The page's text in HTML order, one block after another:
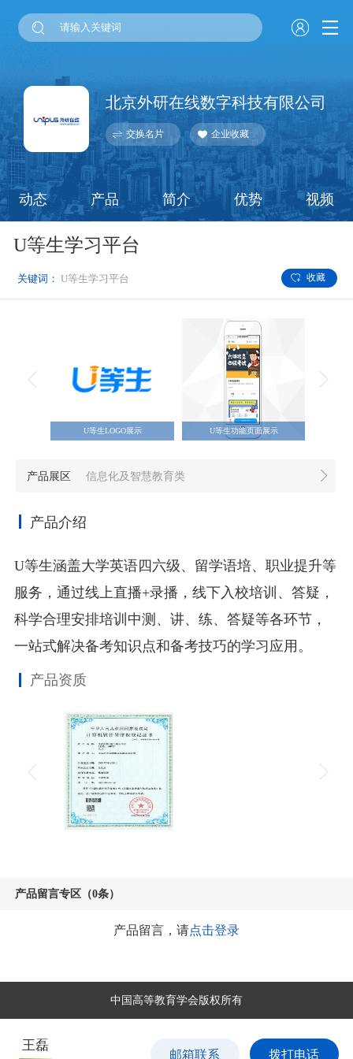
北京外研在线数字科技有限公司
交换名片 企业收藏
动态 产品 简介 优势 视频
U等生学习平台
关键词： U等生学习平台 收藏
U等生LOGO展示 U等生功能页面展示
产品展区 信息化及智慧教育类
产品介绍
U等生涵盖大学英语四六级、留学语培、职业提升等
服务，通过线上直播+录播，线下入校培训、答疑，
科学合理安排培训中测、讲、练、答疑等各环节，
一站式解决备考知识点和备考技巧的学习应用。
产品资质
产品留言专区（0条）
产品留言，请点击登录
王磊
邮箱联系 拨打电话
中国高等教育学会版权所有